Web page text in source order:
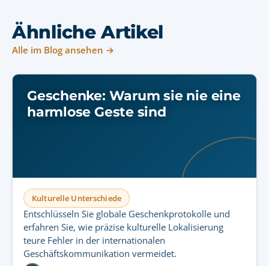
Ähnliche Artikel
Alle im Blog ansehen →
Geschenke: Warum sie nie eine
harmlose Geste sind
Kulturelle Unterschiede
Entschlüsseln Sie globale Geschenkprotokolle und
erfahren Sie, wie präzise kulturelle Lokalisierung
teure Fehler in der internationalen
Geschäftskommunikation vermeidet.